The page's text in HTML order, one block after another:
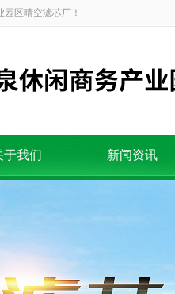
区晴空滤芯厂！
于我们 新闻资讯